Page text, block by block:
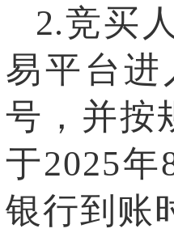
2.竞买
易平台进
号， 并按
于2025年
银行到账